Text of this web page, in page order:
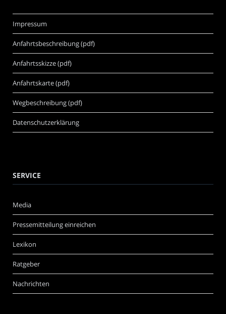
Impressum
Anfahrtsbeschreibung (pdf)
Anfahrtsskizze (pdf)
Anfahrtskarte (pdf)
Wegbeschreibung (pdf)
Datenschutzerklärung
SERVICE
Media
Pressemitteilung einreichen
Lexikon
Ratgeber
Nachrichten